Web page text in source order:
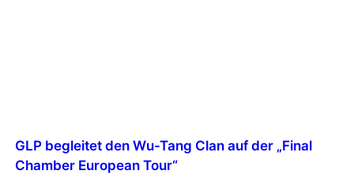
GLP begleitet den Wu-Tang Clan auf der „Final
Chamber European Tour“